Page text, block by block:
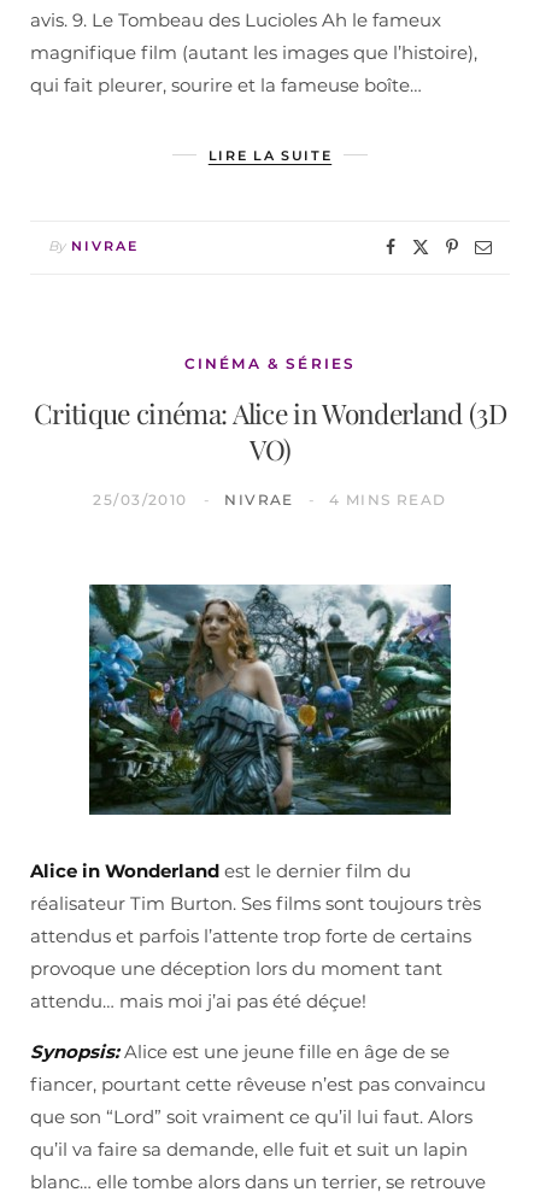
avis. 9. Le Tombeau des Lucioles Ah le fameux
magnifique film (autant les images que l’histoire),
qui fait pleurer, sourire et la fameuse boîte…
LIRE LA SUITE
By NIVRAE
CINÉMA & SÉRIES
Critique cinéma: Alice in Wonderland (3D
VO)
25/03/2010 NIVRAE 4 MINS READ
Alice in Wonderland est le dernier film du
réalisateur Tim Burton. Ses films sont toujours très
attendus et parfois l’attente trop forte de certains
provoque une déception lors du moment tant
attendu… mais moi j’ai pas été déçue!
Synopsis:Alice est une jeune fille en âge de se
fiancer, pourtant cette rêveuse n’est pas convaincu
que son “Lord” soit vraiment ce qu’il lui faut. Alors
qu’il va faire sa demande, elle fuit et suit un lapin
blanc… elle tombe alors dans un terrier, se retrouve